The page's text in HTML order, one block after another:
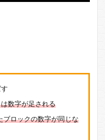
数字が足される
ブロックの数字が同じな